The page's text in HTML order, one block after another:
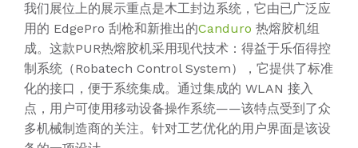
我们展位上的展示重点是木工封边系统，它由已广泛应
用的 EdgePro 刮枪和新推出的Canduro 热熔胶机组
成。这款PUR热熔胶机采用现代技术：得益于乐佰得控
制系统（Robatech Control System），它提供了标准
化的接口，便于系统集成。通过集成的 WLAN 接入
点，用户可使用移动设备操作系统——该特点受到了众
多机械制造商的关注。针对工艺优化的用户界面是该设